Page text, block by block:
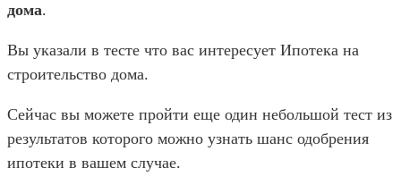
дома.
Вы указали в тесте что вас интересует Ипотека на
строительство дома.
Сейчас вы можете пройти еще один небольшой тест из
результатов которого можно узнать шанс одобрения
ипотеки в вашем случае.